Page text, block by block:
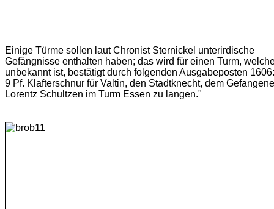
Einige Türme sollen laut Chronist Sternickel unterirdische
Gefängnisse enthalten haben; das wird für einen Turm,
unbekannt ist, bestätigt durch folgenden Ausgabeposten
9 Pf. Klafterschnur für Valtin, den Stadtknecht, dem
Lorentz Schultzen im Turm Essen zu langen."